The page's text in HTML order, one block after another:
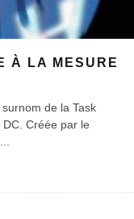
À LA MESURE
de la Task
Créée par le